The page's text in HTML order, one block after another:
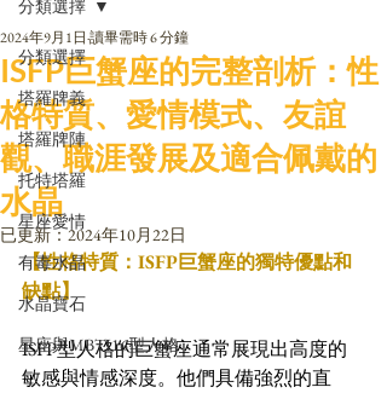
分類選擇
塔羅牌義
塔羅牌陣
托特塔羅
星座愛情
有毒水晶
水晶寶石
星座與MBTI16型人格
分類選擇
ISFP巨蟹座的完整剖析：性
格特質、愛情模式、友誼
觀、職涯發展及適合佩戴的
水晶
2024年9月1日 讀畢需時 6 分鐘
已更新：2024年10月22日
【性格特質：ISFP巨蟹座的獨特優點和
缺點】
ISFP型人格的巨蟹座通常展現出高度的
敏感與情感深度。他們具備強烈的直